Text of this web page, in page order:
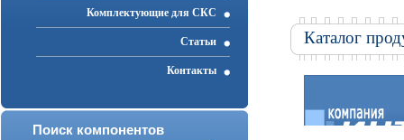
Комплектующие для СКС
Статьи
Контакты
Поиск компонентов
Каталог